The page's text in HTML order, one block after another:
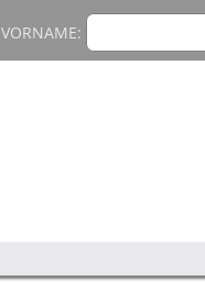
VORNAME: